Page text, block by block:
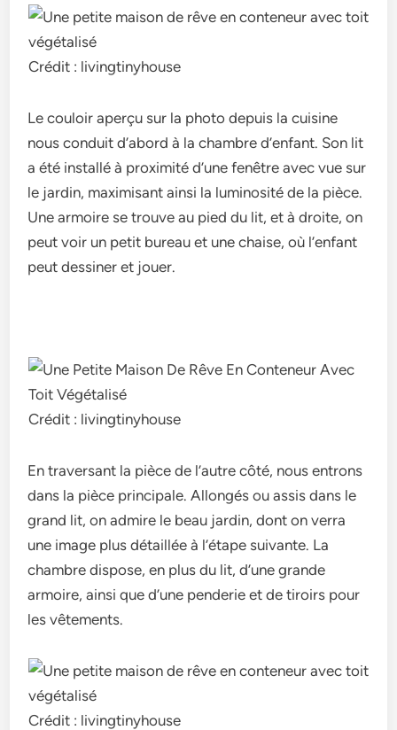
Crédit : livingtinyhouse
Le couloir aperçu sur la photo depuis la cuisine
nous conduit d’abord à la chambre d’enfant. Son lit
a été installé à proximité d’une fenêtre avec vue sur
le jardin, maximisant ainsi la luminosité de la pièce.
Une armoire se trouve au pied du lit, et à droite, on
peut voir un petit bureau et une chaise, où l’enfant
peut dessiner et jouer.
Crédit : livingtinyhouse
En traversant la pièce de l’autre côté, nous entrons
dans la pièce principale. Allongés ou assis dans le
grand lit, on admire le beau jardin, dont on verra
une image plus détaillée à l’étape suivante. La
chambre dispose, en plus du lit, d’une grande
armoire, ainsi que d’une penderie et de tiroirs pour
les vêtements.
Crédit : livingtinyhouse